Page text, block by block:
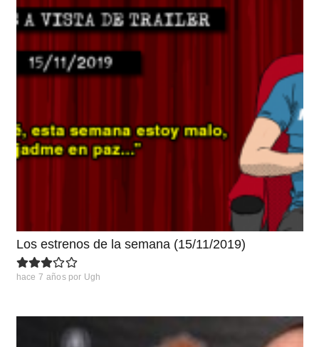
Los estrenos de la semana (15/11/2019)
hace 7 años por Ugh